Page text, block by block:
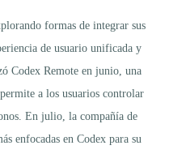
formas de integrar sus
de usuario unificada y
Codex Remote en junio, una
a los usuarios controlar
En julio, la compañía de
enfocadas en Codex para su